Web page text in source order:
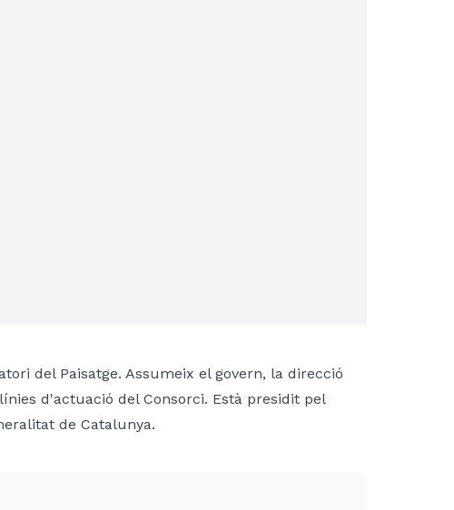
del Paisatge. Assumeix el govern, la direcció
d'actuació del Consorci. Està presidit pel
de Catalunya.